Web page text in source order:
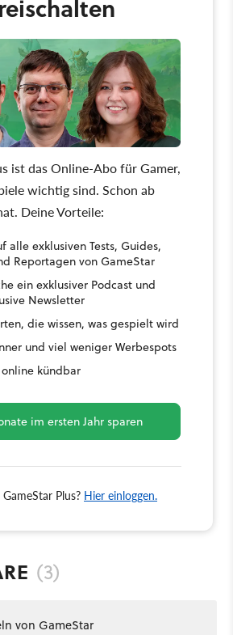
ist das Online-Abo für Gamer,
wichtig sind. Schon ab
Deine Vorteile:
alle exklusiven Tests, Guides,
Reportagen von GameStar
ein exklusiver Podcast und
Newsletter
die wissen, was gespielt wird
und viel weniger Werbespots
kündbar
im ersten Jahr sparen
Plus? Hier einloggen.
(3)
von GameStar